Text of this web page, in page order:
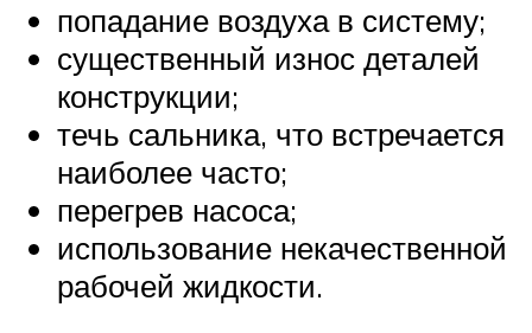
попадание воздуха в систему;
существенный износ деталей
конструкции;
течь сальника, что встречается
наиболее часто;
перегрев насоса;
использование некачественной
рабочей жидкости.